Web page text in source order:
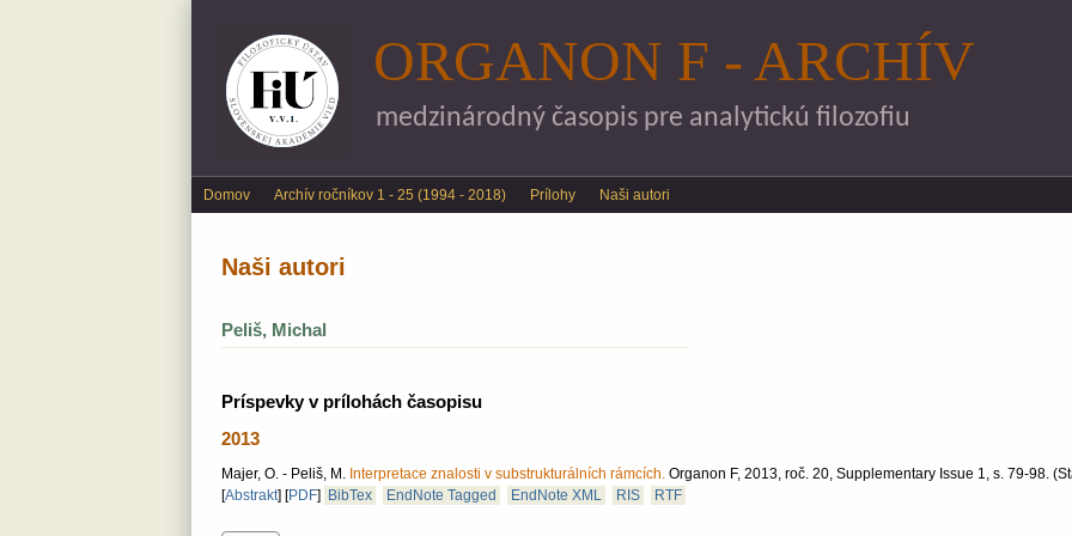
ORGANON F - ARCHÍV
medzinárodný časopis pre analytickú filozofiu
Main menu
Domov Archív ročníkov 1 - 25 (1994 - 2018) Prílohy Naši autori
Naši autori
Peliš, Michal
Príspevky v prílohách časopisu
2013
Majer, O. - Peliš, M. Interpretace znalosti v substrukturálních rámcích. Organon F, 2013, roč. 20, Supplementary Issue 1, s. 79-98.
[Abstrakt] [PDF] BibTex EndNote Tagged EndNote XML RIS RTF